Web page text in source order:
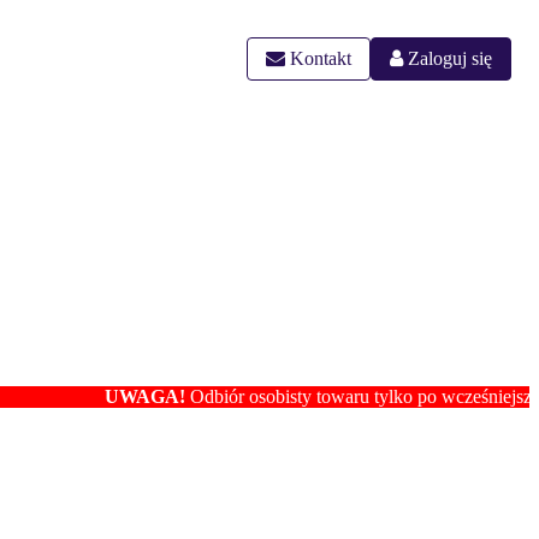
Kontakt Zaloguj się
UWAGA!Odbiór osobisty towaru tylko po wcześniejszym